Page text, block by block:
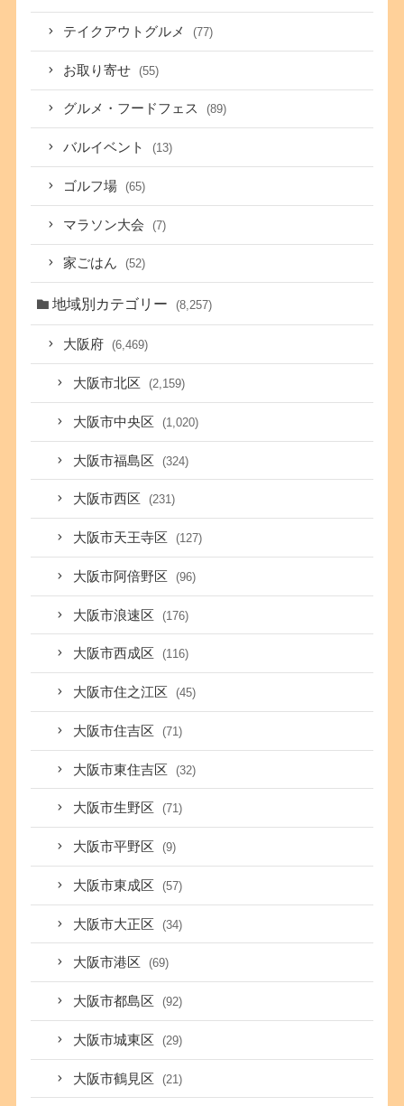
テイクアウトグルメ (77)
お取り寄せ (55)
グルメ・フードフェス (89)
バルイベント (13)
ゴルフ場 (65)
マラソン大会 (7)
家ごはん (52)
地域別カテゴリー (8,257)
大阪府 (6,469)
大阪市北区 (2,159)
大阪市中央区 (1,020)
大阪市福島区 (324)
大阪市西区 (231)
大阪市天王寺区 (127)
大阪市阿倍野区 (96)
大阪市浪速区 (176)
大阪市西成区 (116)
大阪市住之江区 (45)
大阪市住吉区 (71)
大阪市東住吉区 (32)
大阪市生野区 (71)
大阪市平野区 (9)
大阪市東成区 (57)
大阪市大正区 (34)
大阪市港区 (69)
大阪市都島区 (92)
大阪市城東区 (29)
大阪市鶴見区 (21)